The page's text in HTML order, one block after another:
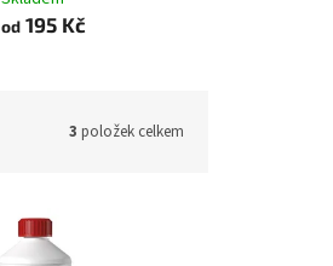
od195 Kč
3 položek celkem